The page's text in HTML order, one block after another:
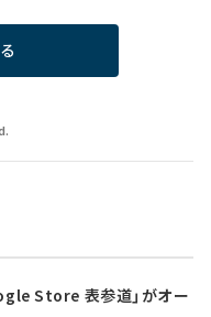
Store 表参道」がオー